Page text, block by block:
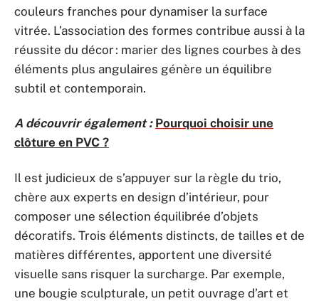
couleurs franches pour dynamiser la surface
vitrée. L’association des formes contribue aussi à la
réussite du décor : marier des lignes courbes à des
éléments plus angulaires génère un équilibre
subtil et contemporain.
A découvrir également : Pourquoi choisir une
clôture en PVC ?
Il est judicieux de s’appuyer sur la règle du trio,
chère aux experts en design d’intérieur, pour
composer une sélection équilibrée d’objets
décoratifs. Trois éléments distincts, de tailles et de
matières différentes, apportent une diversité
visuelle sans risquer la surcharge. Par exemple,
une bougie sculpturale, un petit ouvrage d’art et